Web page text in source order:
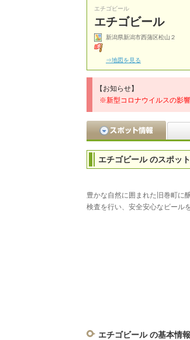
エチゴビール
エチゴビール
新潟県新潟市西蒲区松山２
⇒地図を見る
【お知らせ】
※新型コロナウイルスの影
エチゴビール のスポッ
豊かな自然に囲まれた旧巻町に
検査を行い、安全安心なビール
エチゴビール の基本情報